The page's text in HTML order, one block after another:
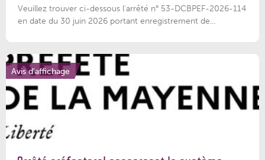
Veuillez trouver ci-dessous l'arrêté n° 53-DCBPEF-2026-114
en date du 30 juin 2026 portant enregistrement de...
Avis d'affichage